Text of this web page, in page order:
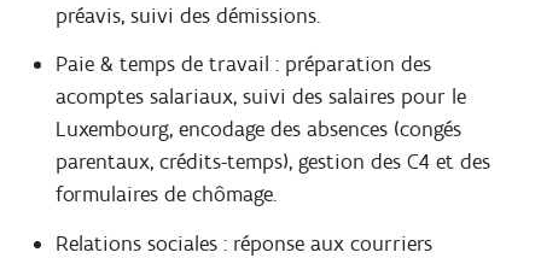
préavis, suivi des démissions.
Paie & temps de travail : préparation des
acomptes salariaux, suivi des salaires pour le
Luxembourg, encodage des absences (congés
parentaux, crédits-temps), gestion des C4 et des
formulaires de chômage.
Relations sociales : réponse aux courriers